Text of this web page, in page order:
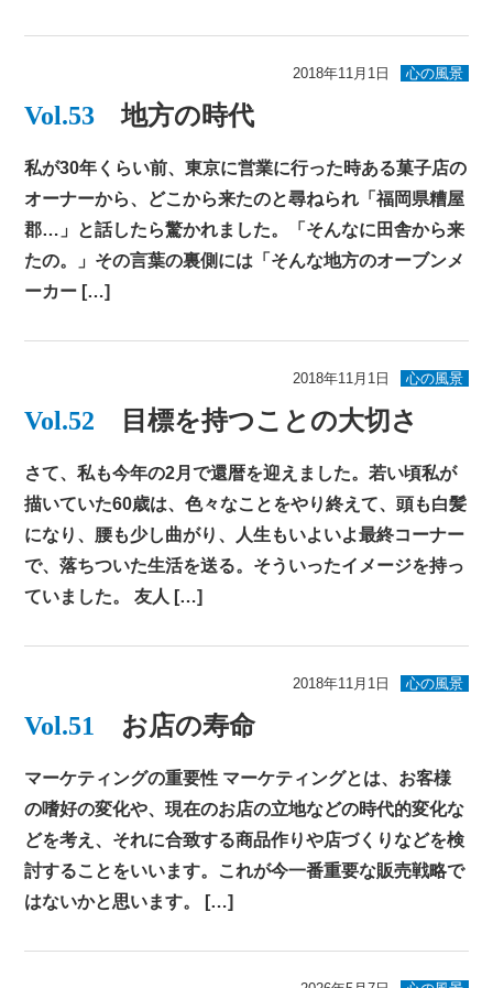
2018年11月1日 心の風景
Vol.53 地方の時代
私が30年くらい前、東京に営業に行った時ある菓子店の
オーナーから、どこから来たのと尋ねられ「福岡県糟屋
郡…」と話したら驚かれました。「そんなに田舎から来
たの。」その言葉の裏側には「そんな地方のオーブンメ
ーカー […]
2018年11月1日 心の風景
Vol.52 目標を持つことの大切さ
さて、私も今年の2月で還暦を迎えました。若い頃私が
描いていた60歳は、色々なことをやり終えて、頭も白髪
になり、腰も少し曲がり、人生もいよいよ最終コーナー
で、落ちついた生活を送る。そういったイメージを持っ
ていました。 友人 […]
2018年11月1日 心の風景
Vol.51 お店の寿命
マーケティングの重要性 マーケティングとは、お客様
の嗜好の変化や、現在のお店の立地などの時代的変化な
どを考え、それに合致する商品作りや店づくりなどを検
討することをいいます。これが今一番重要な販売戦略で
はないかと思います。 […]